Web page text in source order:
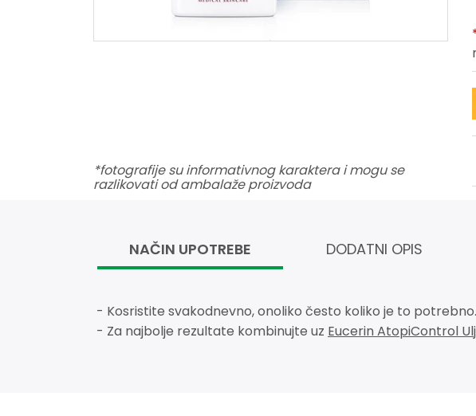
*fotografije su informativnog karaktera i mogu se
razlikovati od ambalaže proizvoda
NAČIN UPOTREBE DODATNI OPIS
- Kosristite svakodnevno, onoliko često koliko je to potrebno.
- Za najbolje rezultate kombinujte uz Eucerin AtopiControl